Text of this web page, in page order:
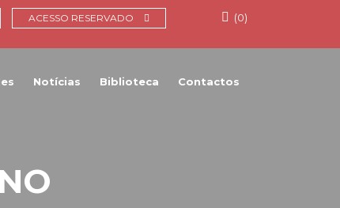
ACESSO RESERVADO (0)
Notícias Biblioteca Contactos